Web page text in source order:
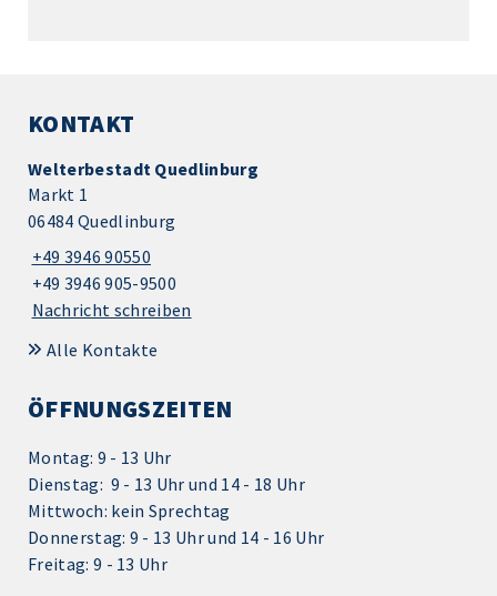
KONTAKT
Welterbestadt Quedlinburg
Markt 1
06484 Quedlinburg
+49 3946 90550
+49 3946 905-9500
Nachricht schreiben
Alle Kontakte
ÖFFNUNGSZEITEN
Montag: 9 - 13 Uhr
Dienstag: 9 - 13 Uhr und 14 - 18 Uhr
Mittwoch: kein Sprechtag
Donnerstag: 9 - 13 Uhr und 14 - 16 Uhr
Freitag: 9 - 13 Uhr